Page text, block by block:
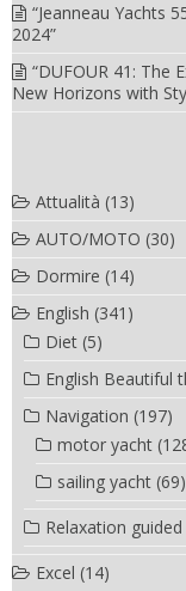
“Jeanneau Yachts
2024”
“DUFOUR 41: The
New Horizons with
Attualità (13)
AUTO/MOTO (30)
Dormire (14)
English (341)
Diet (5)
English Beautiful
Navigation (197)
motor yacht
sailing yacht (69)
Relaxation
Excel (14)